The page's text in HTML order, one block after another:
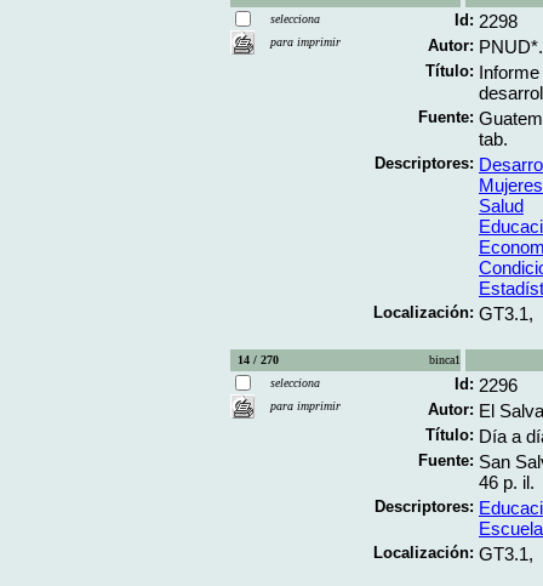
selecciona
para imprimir
Id: 2298
Autor: PNUD*.
Título:
Fuente:
tab.
Descriptores:
Mujeres
Salud
Localización: GT3.1,
14 / 270
binca1
selecciona
para imprimir
Id: 2296
Autor: El
Título: Día a
Fuente: San
46 p. il.
Descriptores:
Localización: GT3.1,